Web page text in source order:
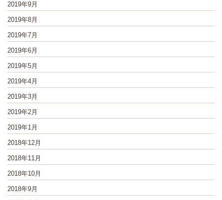
2019年9月
2019年8月
2019年7月
2019年6月
2019年5月
2019年4月
2019年3月
2019年2月
2019年1月
2018年12月
2018年11月
2018年10月
2018年9月